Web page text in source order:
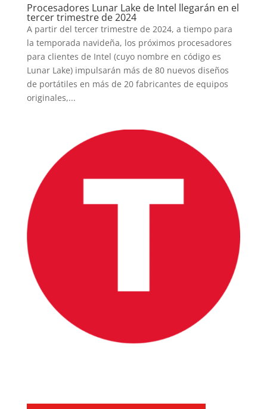
Procesadores Lunar Lake de Intel llegarán en el
tercer trimestre de 2024
A partir del tercer trimestre de 2024, a tiempo para
la temporada navideña, los próximos procesadores
para clientes de Intel (cuyo nombre en código es
Lunar Lake) impulsarán más de 80 nuevos diseños
de portátiles en más de 20 fabricantes de equipos
originales,...